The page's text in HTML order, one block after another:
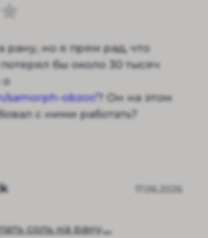
рану, но я прям рад, что
бы около 30 тысяч
о
samorph-obzor/? Он на этом
с ними работать?
соль на рану,...
17.06.2026